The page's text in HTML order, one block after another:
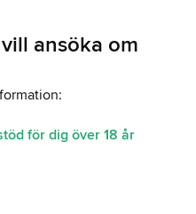
ansöka om
för dig över 18 år